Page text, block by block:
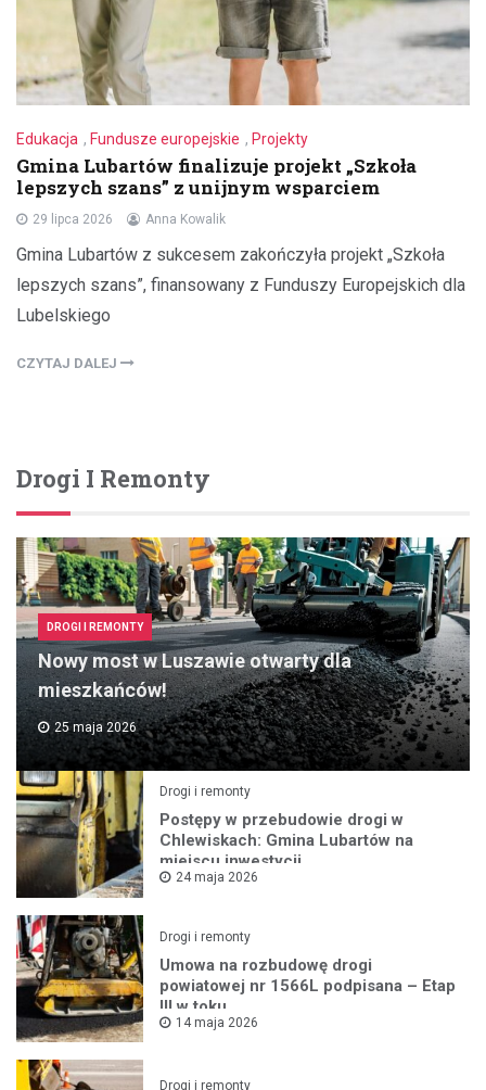
Edukacja , Fundusze europejskie , Projekty
Gmina Lubartów finalizuje projekt „Szkoła
lepszych szans” z unijnym wsparciem
29 lipca 2026 Anna Kowalik
Gmina Lubartów z sukcesem zakończyła projekt „Szkoła
lepszych szans”, finansowany z Funduszy Europejskich dla
Lubelskiego
CZYTAJ DALEJ
Drogi I Remonty
DROGI I REMONTY
Nowy most w Luszawie otwarty dla
mieszkańców!
25 maja 2026
Drogi i remonty
Postępy w przebudowie drogi w
Chlewiskach: Gmina Lubartów na
miejscu inwestycji
24 maja 2026
Drogi i remonty
Umowa na rozbudowę drogi
powiatowej nr 1566L podpisana – Etap
III w toku
14 maja 2026
Drogi i remonty